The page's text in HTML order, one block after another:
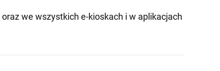
oraz we wszystkich e-kioskach i w aplikacjach